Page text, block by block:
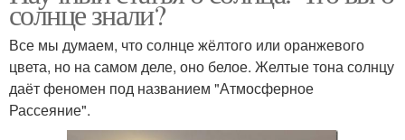
солнце знали?
Все мы думаем, что солнце жёлтого или оранжевого
цвета, но на самом деле, оно белое. Желтые тона солнцу
даёт феномен под названием "Атмосферное
Рассеяние".